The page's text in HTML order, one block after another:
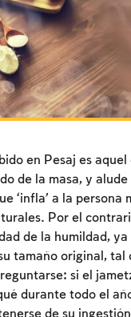
destrucción del
en Pesaj es
de la masa, y
‘infla’ a la persona
Por el
de la humildad, ya
tamaño original, tal
si el
durante todo el
de su